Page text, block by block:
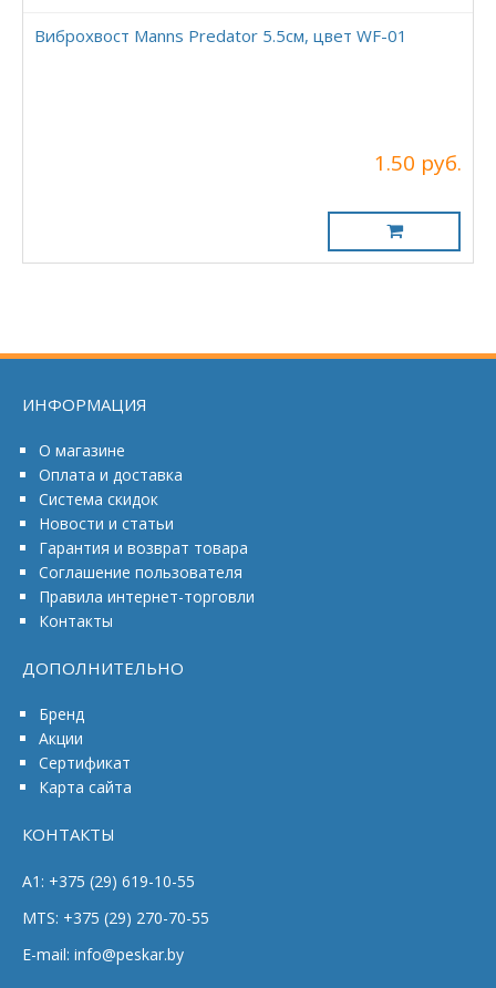
Виброхвост Manns Predator 5.5см, цвет WF-01
1.50 руб.
ИНФОРМАЦИЯ
О магазине
Оплата и доставка
Система скидок
Новости и статьи
Гарантия и возврат товара
Соглашение пользователя
Правила интернет-торговли
Контакты
ДОПОЛНИТЕЛЬНО
Бренд
Акции
Сертификат
Карта сайта
КОНТАКТЫ
A1: +375 (29) 619-10-55
MTS: +375 (29) 270-70-55
E-mail: info@peskar.by